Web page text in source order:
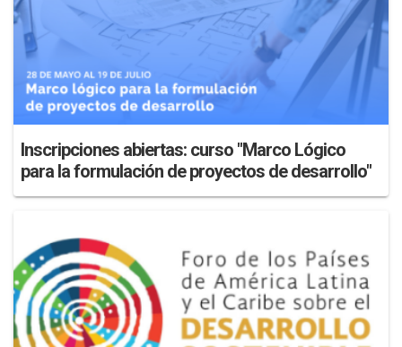
Inscripciones abiertas: curso "Marco Lógico
para la formulación de proyectos de desarrollo"